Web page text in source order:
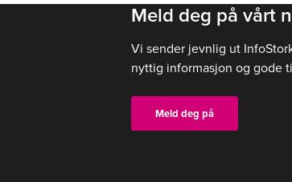
Meld deg på vårt
Vi sender jevnlig ut
nyttig informasjon og gode
Meld deg på